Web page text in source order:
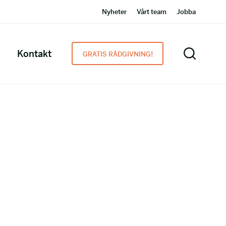
Nyheter Vårt team Jobba
Kontakt GRATIS RÅDGIVNING!